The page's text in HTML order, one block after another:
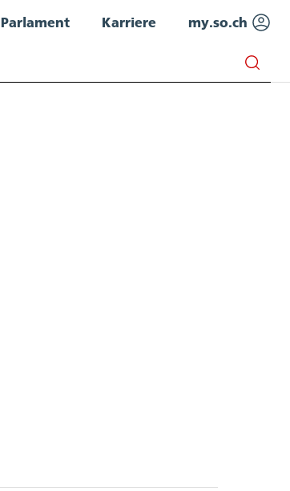
Parlament Karriere my.so.ch